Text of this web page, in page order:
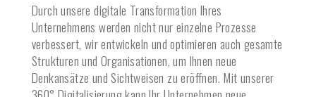
Durch unsere digitale Transformation Ihres
Unternehmens werden nicht nur einzelne Prozesse
verbessert, wir entwickeln und optimieren auch gesamte
Strukturen und Organisationen, um Ihnen neue
Denkansätze und Sichtweisen zu eröffnen. Mit unserer